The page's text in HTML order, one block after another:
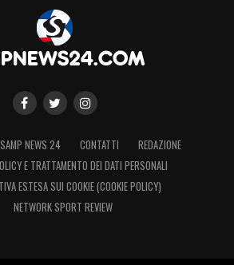
NEWS 24 CONTATTI
REDAZIONE
E TRATTAMENTO DEI DATI PERSONALI
ESTESA SUI COOKIE (COOKIE POLICY)
NETWORK SPORT REVIEW